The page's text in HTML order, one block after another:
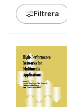
Filtrera